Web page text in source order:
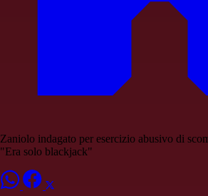
Zaniolo indagato per esercizio abusivo di
"Era solo blackjack"